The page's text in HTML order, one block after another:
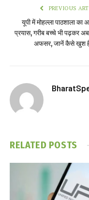
PREVIOUS
यूपी में मोहल्ला पाठशाला का
प्रयास, गरीब बच्चे भी पढ़कर
अफसर, जानें कैसे खुश
RELATED POSTS